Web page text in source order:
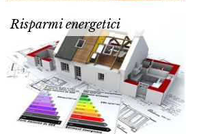
Risparmi energetici